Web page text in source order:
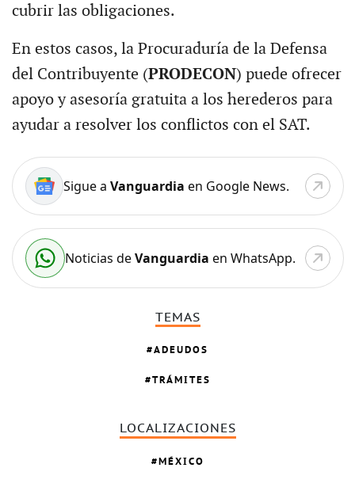
cubrir las obligaciones.
En estos casos, la Procuraduría de la Defensa
del Contribuyente (PRODECON) puede ofrecer
apoyo y asesoría gratuita a los herederos para
ayudar a resolver los conflictos con el SAT.
Sigue a Vanguardia en Google News.
Noticias deVanguardia en WhatsApp.
TEMAS
ADEUDOS
TRÁMITES
LOCALIZACIONES
MÉXICO